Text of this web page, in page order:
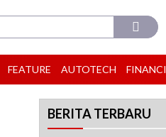
FEATURE AUTOTECH
BERITA TERBARU